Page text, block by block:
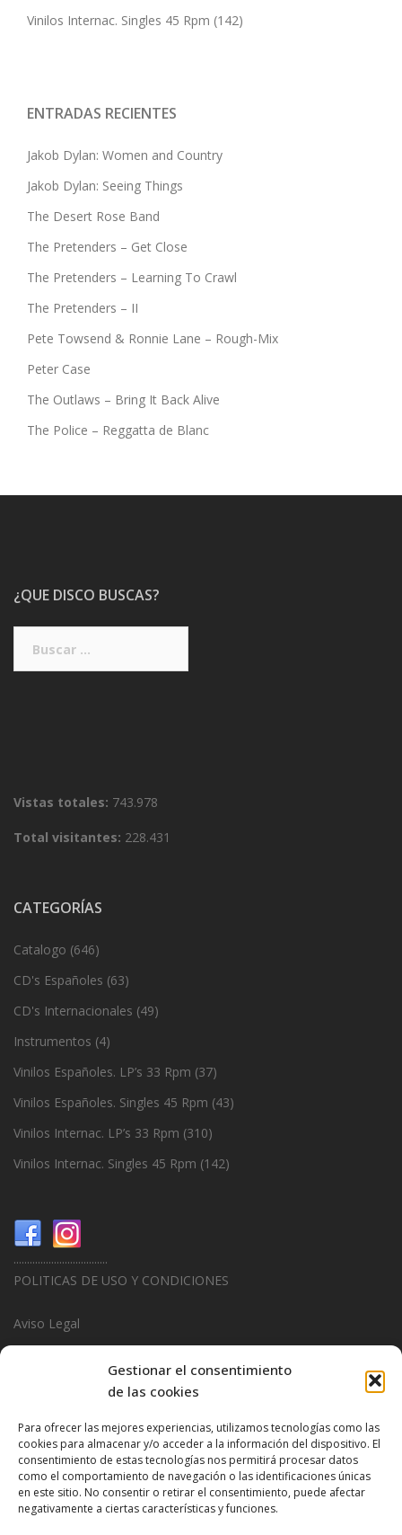
Gestionar el consentimiento
de las cookies
Para ofrecer las mejores experiencias, utilizamos tecnologías como las
cookies para almacenar y/o acceder a la información del dispositivo. El
consentimiento de estas tecnologías nos permitirá procesar datos
como el comportamiento de navegación o las identificaciones únicas
en este sitio. No consentir o retirar el consentimiento, puede afectar
negativamente a ciertas características y funciones.
Vinilos Internac. Singles 45 Rpm (142)
ENTRADAS RECIENTES
Jakob Dylan: Women and Country
Jakob Dylan: Seeing Things
The Desert Rose Band
The Pretenders – Get Close
The Pretenders – Learning To Crawl
The Pretenders – II
Pete Towsend & Ronnie Lane – Rough-Mix
Peter Case
The Outlaws – Bring It Back Alive
The Police – Reggatta de Blanc
¿QUE DISCO BUSCAS?
Vistas totales: 743.978
Total visitantes: 228.431
CATEGORÍAS
Catalogo (646)
CD's Españoles (63)
CD's Internacionales (49)
Instrumentos (4)
Vinilos Españoles. LP’s 33 Rpm (37)
Vinilos Españoles. Singles 45 Rpm (43)
Vinilos Internac. LP’s 33 Rpm (310)
Vinilos Internac. Singles 45 Rpm (142)
...................................
POLITICAS DE USO Y CONDICIONES
Aviso Legal
Politica de Privacidad
...................................
Design & Promotions ByHitred.com